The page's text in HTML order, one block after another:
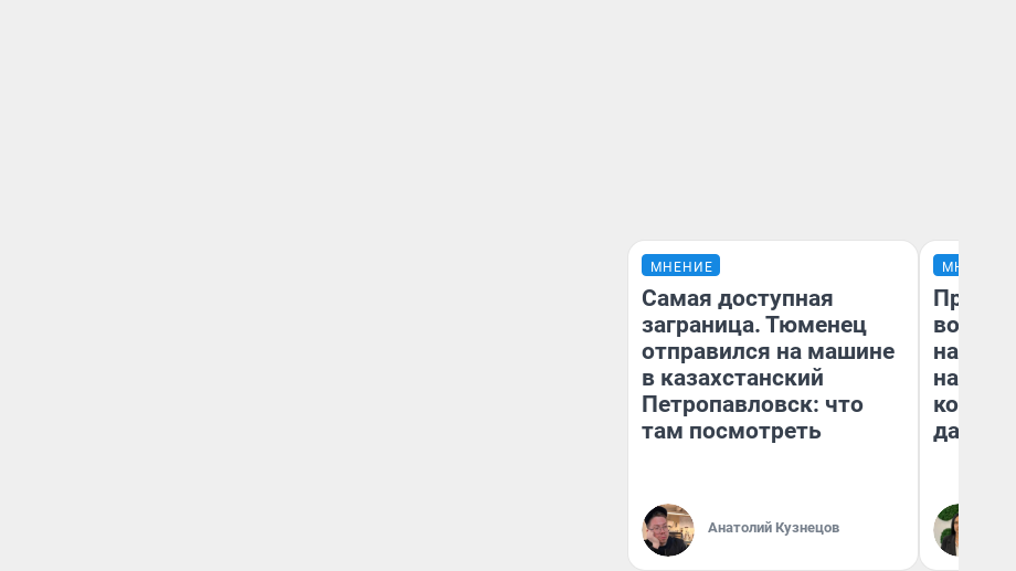
МНЕНИЕ
Самая доступная
заграница. Тюменец
отправился на машине
в казахстанский
Петропавловск: что
там посмотреть
Анатолий Кузнецов
МНЕНИЕ
нам
даже